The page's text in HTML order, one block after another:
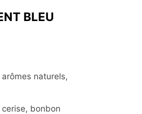
BLEU
naturels,
cerise, bonbon